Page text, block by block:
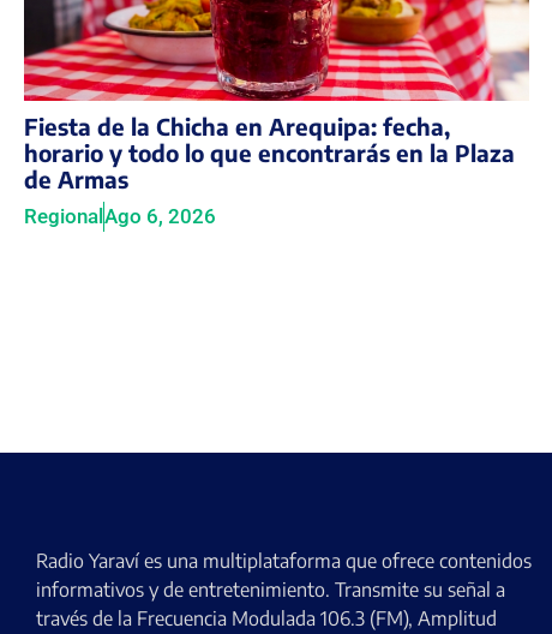
Fiesta de la Chicha en Arequipa: fecha,
horario y todo lo que encontrarás en la Plaza
de Armas
RegionalAgo 6, 2026
Radio Yaraví es una multiplataforma que ofrece contenidos
informativos y de entretenimiento. Transmite su señal a
través de la Frecuencia Modulada 106.3 (FM), Amplitud